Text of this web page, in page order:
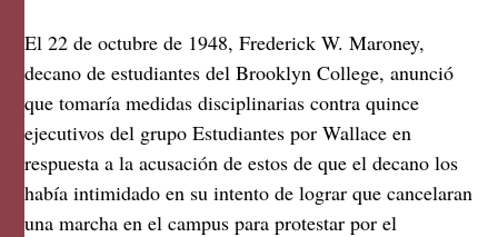
El 22 de octubre de 1948, Frederick W. Maroney,
decano de estudiantes del Brooklyn College, anunció
que tomaría medidas disciplinarias contra quince
ejecutivos del grupo Estudiantes por Wallace en
respuesta a la acusación de estos de que el decano los
había intimidado en su intento de lograr que cancelaran
una marcha en el campus para protestar por el